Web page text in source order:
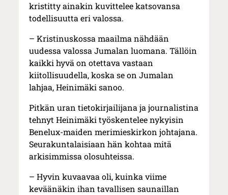
kristitty ainakin kuvittelee katsovansa
todellisuutta eri valossa.
– Kristinuskossa maailma nähdään
uudessa valossa Jumalan luomana. Tällöin
kaikki hyvä on otettava vastaan
kiitollisuudella, koska se on Jumalan
lahjaa, Heinimäki sanoo.
Pitkän uran tietokirjailijana ja journalistina
tehnyt Heinimäki työskentelee nykyisin
Benelux-maiden merimieskirkon johtajana.
Seurakuntalaisiaan hän kohtaa mitä
arkisimmissa olosuhteissa.
– Hyvin kuvaavaa oli, kuinka viime
keväänäkin ihan tavallisen saunaillan